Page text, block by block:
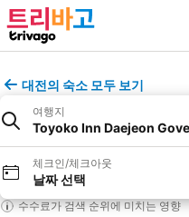
대전의 숙소 모두 보기
여행지
Toyoko Inn Daejeon
체크인/체크아웃
날짜 선택
수수료가 검색 순위에 미치는 영향